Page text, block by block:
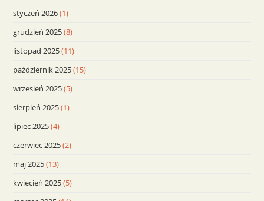
styczeń 2026(1)
grudzień 2025(8)
listopad 2025(11)
październik 2025(15)
wrzesień 2025(5)
sierpień 2025(1)
lipiec 2025(4)
czerwiec 2025(2)
maj 2025(13)
kwiecień 2025(5)